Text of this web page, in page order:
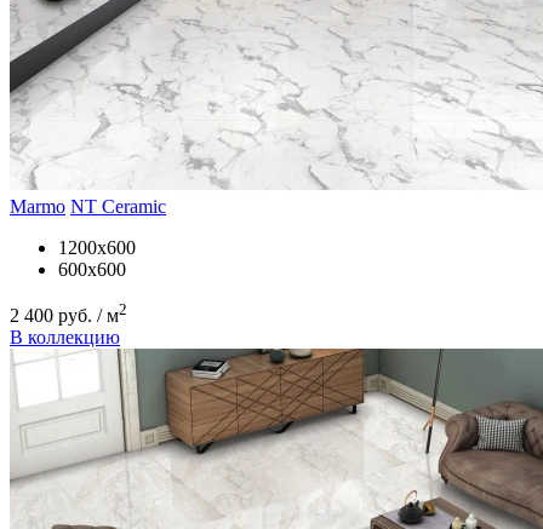
Marmo NT Ceramic
1200x600
600x600
2 400 руб. / м2
В коллекцию